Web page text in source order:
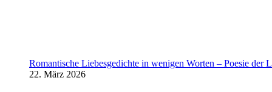
Romantische Liebesgedichte in wenigen Worten – Poesie der
22. März 2026